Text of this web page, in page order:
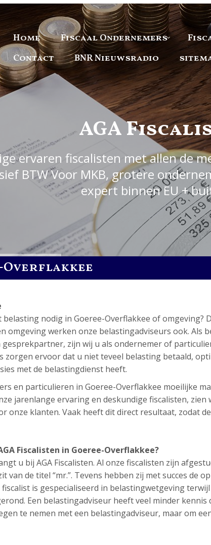
Home Fiscaal Ondernemers
Contact
BNR Nieuwsradio
AGA
ervaren fiscalisten met allen de
BTW Voor MKB, grotere
expert binnen EU +
Overflakkee
nodig in Goeree-Overflakkee of omgeving?
omgeving werken onze belastingadviseurs ook. Als
zijn wij u als ondernemer of
zorgen ervoor dat u niet teveel belasting betaald,
met de belastingdienst heeft.
en particulieren in Goeree-Overflakkee moeilijke
jarenlange ervaring en deskundige fiscalisten, zien
onze klanten. Vaak heeft dit direct resultaat, zodat
Fiscalisten in Goeree-Overflakkee?
u bij AGA Fiscalisten. Al onze fiscalisten zijn
van de titel “mr.”. Tevens hebben zij met succes de
fiscalist is gespecialiseerd in belastingwetgeving
Een belastingadviseur heeft veel minder kennis
te nemen met een belastingadviseur, maar om